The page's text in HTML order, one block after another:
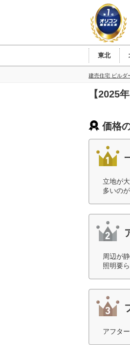
東北
建売住宅 ビルダ
【2025
価格
立地が
多いの
周辺が
照明要
アフタ